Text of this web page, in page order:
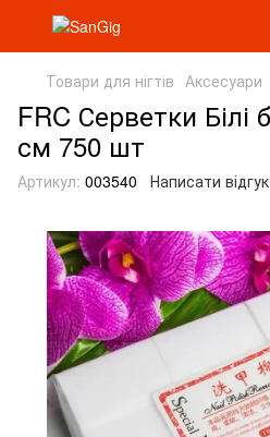
Товари для нігтів Аксесуари
FRC Серветки Білі
см 750 шт
Артикул: 003540 Написати відгук